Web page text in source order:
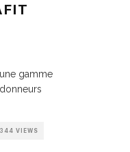
gamme
344 VIEWS